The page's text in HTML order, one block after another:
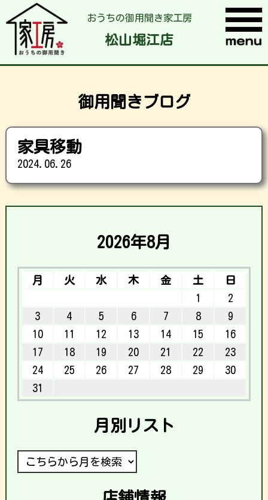
おうちの御用聞き家工房
松山堀江店
御用聞きブログ
家具移動
2024.06.26
2026年8月
月 火 水 木 金 土
日
1
2
3
4 5 6 7 8
9
10
11 12 13 14 15
16
17
18 19 20 21 22
23
24
25 26 27 28 29
30
31
月別リスト